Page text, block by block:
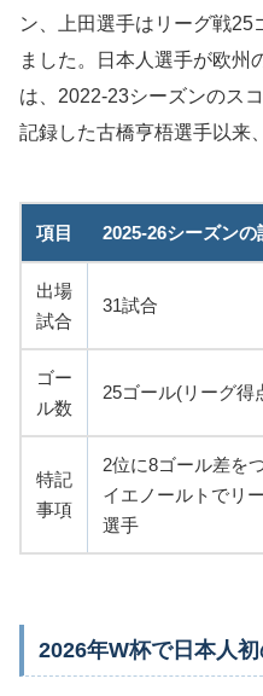
ン、上田選手はリーグ戦25
ました。日本人選手が欧州
は、2022-23シーズンのス
記録した古橋亨梧選手以来
項目 2025-26シーズン
出場
試合
31試合
ゴー
ル数
25ゴール(リーグ得
特記
事項
2位に8ゴール差を
イエノールトでリ
選手
2026年W杯で日本人初